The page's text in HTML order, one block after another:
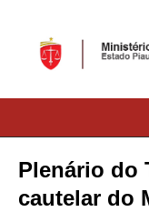
Plenário do
cautelar do